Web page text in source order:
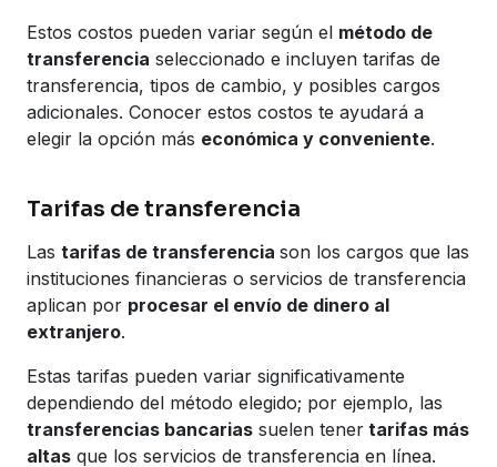
Estos costos pueden variar según el método de
transferencia seleccionado e incluyen tarifas de
transferencia, tipos de cambio, y posibles cargos
adicionales. Conocer estos costos te ayudará a
elegir la opción más económica y conveniente.
Tarifas de transferencia
Las tarifas de transferencia son los cargos que las
instituciones financieras o servicios de transferencia
aplican por procesar el envío de dinero al
extranjero.
Estas tarifas pueden variar significativamente
dependiendo del método elegido; por ejemplo, las
transferencias bancarias suelen tener tarifas más
altas que los servicios de transferencia en línea.